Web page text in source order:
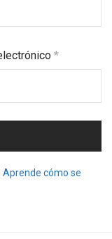
*
Aprende cómo se